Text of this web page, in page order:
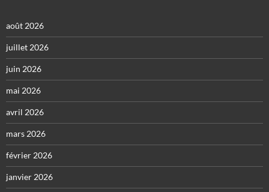
août 2026
juillet 2026
juin 2026
mai 2026
avril 2026
mars 2026
février 2026
janvier 2026